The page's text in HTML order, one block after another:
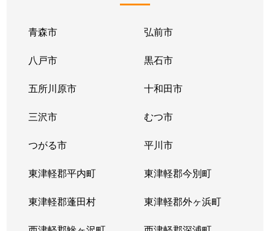
青森市 弘前市
八戸市 黒石市
五所川原市 十和田市
三沢市 むつ市
つがる市 平川市
東津軽郡平内町 東津軽郡今別町
東津軽郡蓬田村 東津軽郡外ヶ浜町